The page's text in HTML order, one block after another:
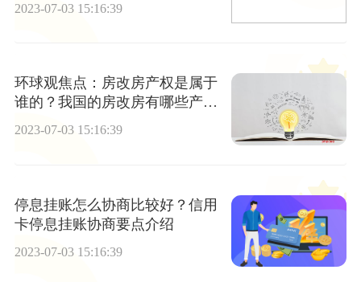
2023-07-03 15:16:39
环球观焦点：房改房产权是属于
谁的？我国的房改房有哪些产权
状态？
2023-07-03 15:16:39
停息挂账怎么协商比较好？信用
卡停息挂账协商要点介绍
2023-07-03 15:16:39